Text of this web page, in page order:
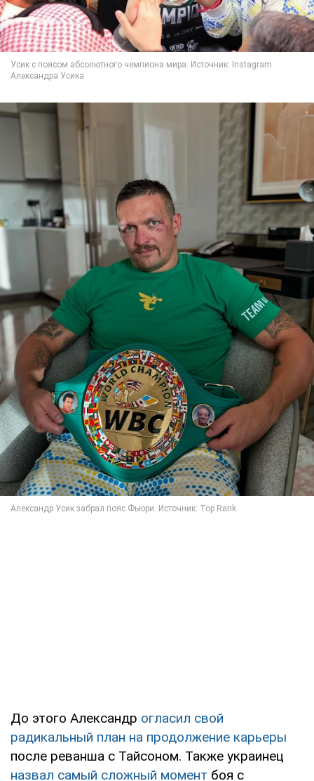
До этого Александр огласил свой
радикальный план на продолжение карьеры
после реванша с Тайсоном. Также украинец
назвал самый сложный момент боя с